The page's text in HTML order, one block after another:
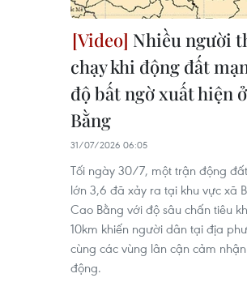
Nhiều người
chạy khi động đất
độ bất ngờ xuất hiện
Bằng
31/07/2026 06:05
Tối ngày 30/7, một trận động
lớn 3,6 đã xảy ra tại khu vực xã
Cao Bằng với độ sâu chấn tiêu
10km khiến người dân tại địa
cùng các vùng lân cận cảm
động.